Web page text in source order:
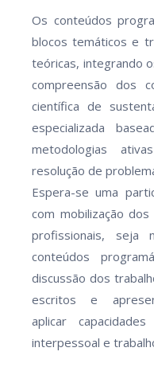
Os conteúdos
blocos temáticos e
teóricas, integrando
compreensão dos
científica de
especializada
metodologias
resolução de
Espera-se uma
com mobilização
profissionais, seja
conteúdos
discussão dos
escritos e
aplicar
interpessoal e